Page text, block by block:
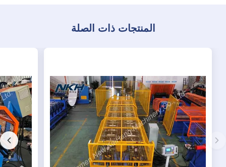
المنتجات ذات الصلة